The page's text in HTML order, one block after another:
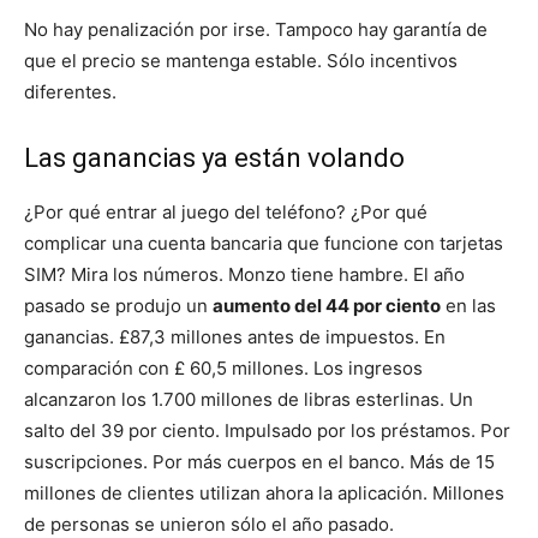
No hay penalización por irse. Tampoco hay garantía de
que el precio se mantenga estable. Sólo incentivos
diferentes.
Las ganancias ya están volando
¿Por qué entrar al juego del teléfono? ¿Por qué
complicar una cuenta bancaria que funcione con tarjetas
SIM? Mira los números. Monzo tiene hambre. El año
pasado se produjo un aumento del 44 por ciento en las
ganancias. £87,3 millones antes de impuestos. En
comparación con £ 60,5 millones. Los ingresos
alcanzaron los 1.700 millones de libras esterlinas. Un
salto del 39 por ciento. Impulsado por los préstamos. Por
suscripciones. Por más cuerpos en el banco. Más de 15
millones de clientes utilizan ahora la aplicación. Millones
de personas se unieron sólo el año pasado.